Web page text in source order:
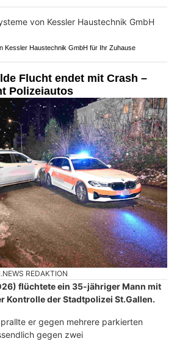
Kessler Haustechnik GmbH für Ihr Zuhause
Flucht endet mit Crash –
Polizeiautos
REDAKTION
flüchtete ein 35-jähriger Mann mit
Kontrolle der Stadtpolizei St.Gallen.
er gegen mehrere parkierten
gegen zwei